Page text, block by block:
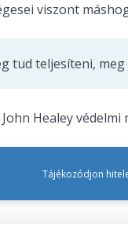
viszont
tud teljesíteni,
Healey védelmi
Tájékozódjon